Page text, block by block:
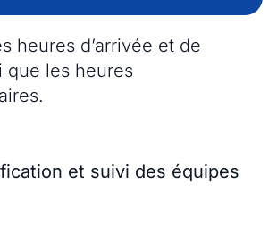
et suivi des équipes​
heures d’arrivée et de
que les heures